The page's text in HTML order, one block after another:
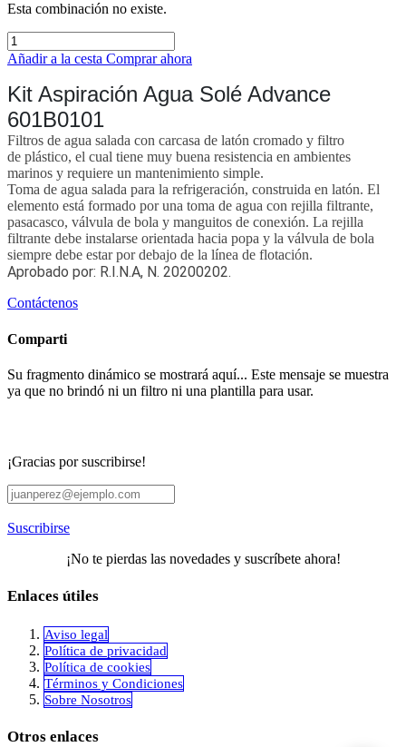
Esta combinación no existe.
Añadir a la cesta Comprar ahora
Kit Aspiración Agua Solé Advance
601B0101
Filtros de agua salada con carcasa de latón cromado y filtro
de plástico, el cual tiene muy buena resistencia en ambientes
marinos y requiere un mantenimiento simple.
Toma de agua salada para la refrigeración, construida en latón. El
elemento está formado por una toma de agua con rejilla filtrante,
pasacasco, válvula de bola y manguitos de conexión. La rejilla
filtrante debe instalarse orientada hacia popa y la válvula de bola
siempre debe estar por debajo de la línea de flotación.
Aprobado por: R.I.N.A, N. 20200202.
Contáctenos
Comparti
Su fragmento dinámico se mostrará aquí... Este mensaje se muestra
ya que no brindó ni un filtro ni una plantilla para usar.
¡Gracias por suscribirse!
Suscribirse
¡No te pierdas las novedades y suscríbete ahora!
Enlaces útiles
Aviso legal
Política de privacidad
​Política de cookies
Términos y Condiciones
Sobre Nosotros
Otros enlaces